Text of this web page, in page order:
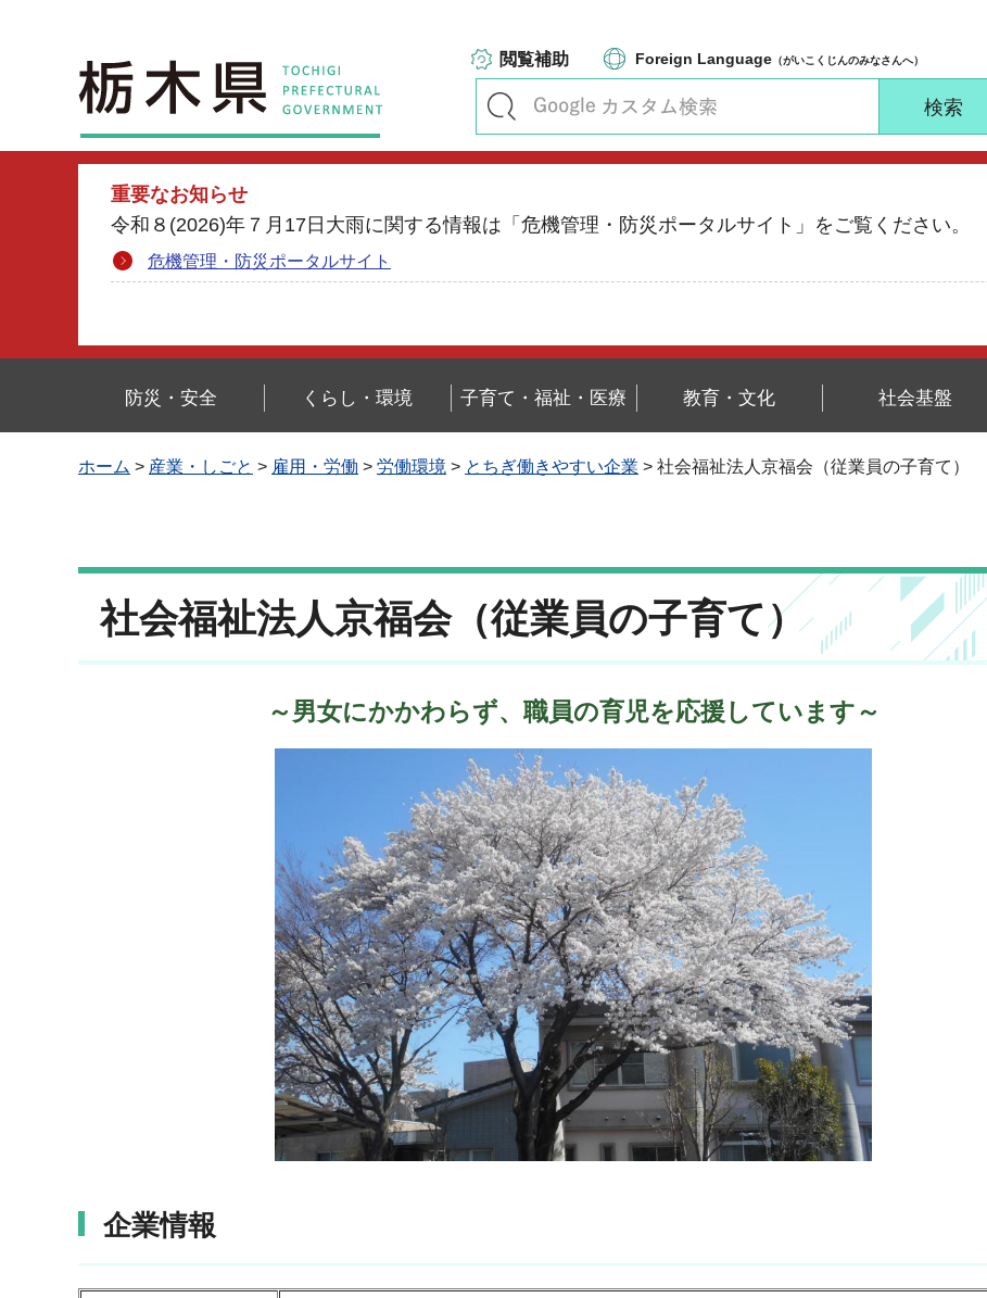
栃木県
閲覧補助 Foreign Language （がいこくじんのみなさんへ）
重要なお知らせ
令和８(2026)年７月17日大雨に関する情報は「危機管理・防災ポータルサイト」をご覧ください。
危機管理・防災ポータルサイト
防災・安全 くらし・環境 子育て・福祉・医療 教育・文化 社会基盤
ホーム > 産業・しごと > 雇用・労働 > 労働環境 > とちぎ働きやすい企業 > 社会福祉法人京福会（従業員の子育て）
社会福祉法人京福会（従業員の子育て）
～男女にかかわらず、職員の育児を応援しています～
企業情報